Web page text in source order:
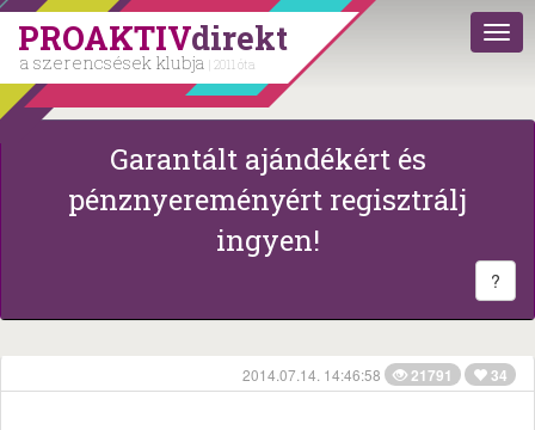
PROAKTIVdirekt
a szerencsések klubja | 2011 óta
Garantált ajándékért és
pénznyereményért regisztrálj
ingyen!
?
2014.07.14. 14:46:58 21791 34